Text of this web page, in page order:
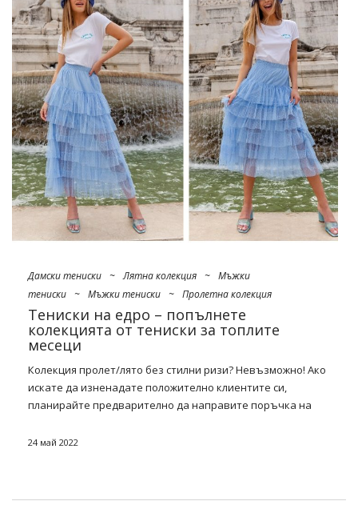
Дамски тениски ~ Лятна колекция ~ Мъжки
тениски ~ Мъжки тениски ~ Пролетна колекция
Тениски на едро – попълнете
колекцията от тениски за топлите
месеци
Колекция пролет/лято без стилни ризи? Невъзможно! Ако
искате да изненадате положително клиентите си,
планирайте предварително да направите поръчка на
да ви предложи
се превърнат най-накрая в един от най-популярните
24 май 2022